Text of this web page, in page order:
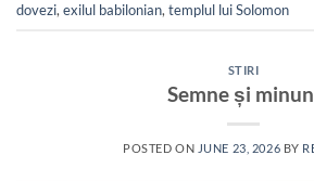
dovezi, exilul babilonian, templul lui Solomon
STIRI
Semne și
POSTED ON JUNE 23, 2026 BY